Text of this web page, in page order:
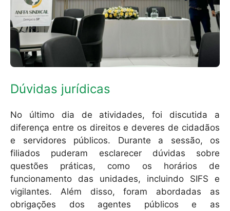
Dúvidas jurídicas
No último dia de atividades, foi discutida a
diferença entre os direitos e deveres de cidadãos
e servidores públicos. Durante a sessão, os
filiados puderam esclarecer dúvidas sobre
questões práticas, como os horários de
funcionamento das unidades, incluindo SIFS e
vigilantes. Além disso, foram abordadas as
obrigações dos agentes públicos e as